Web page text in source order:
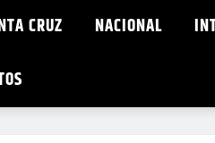
CRUZ NACIONAL